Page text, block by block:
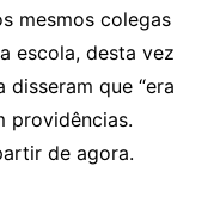
mesmos colegas
escola, desta vez
que “era
providências.
de agora.